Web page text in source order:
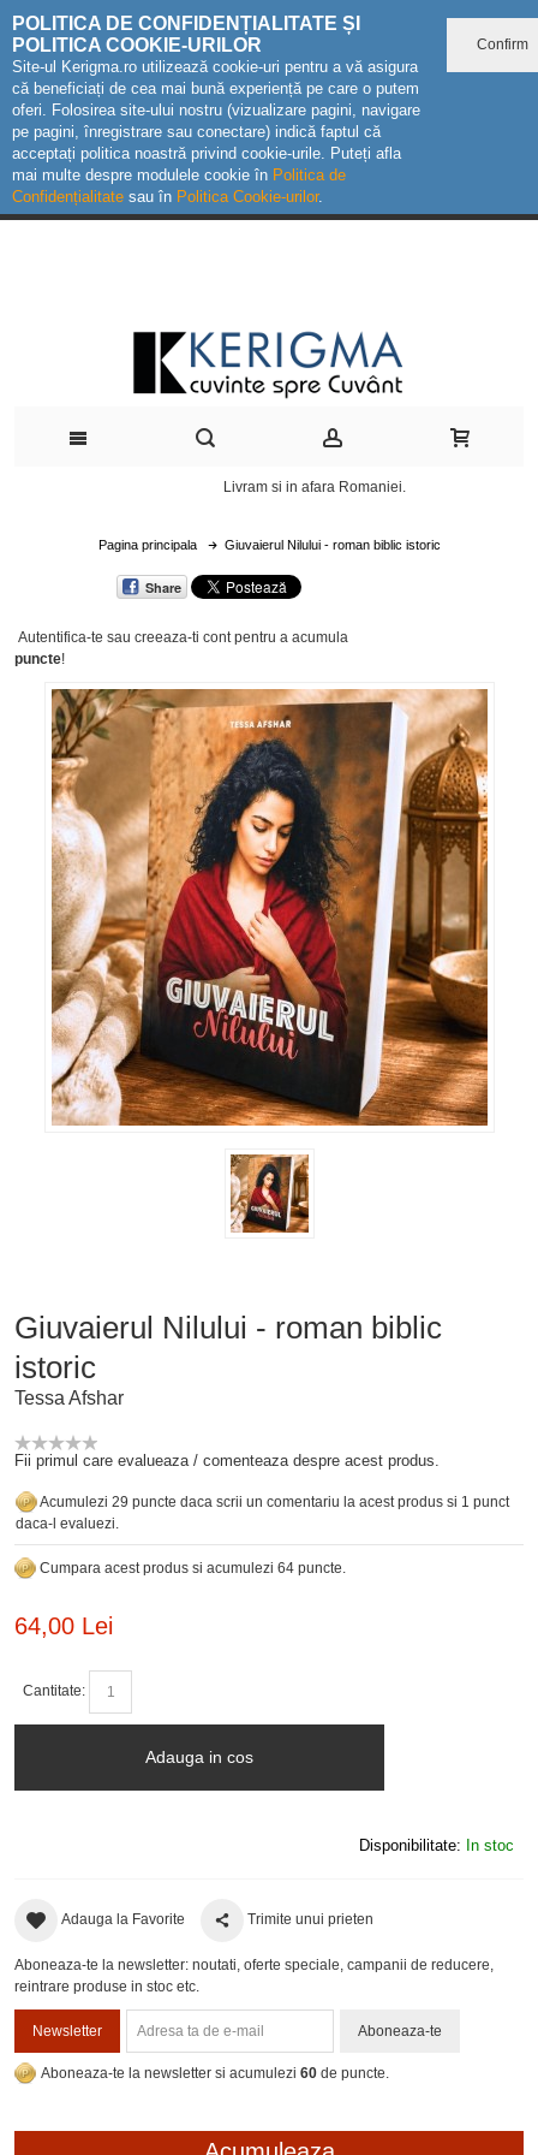
POLITICA DE CONFIDENȚIALITATE ȘI
POLITICA COOKIE-URILOR
Site-ul Kerigma.ro utilizează cookie-uri pentru a vă asigura
că beneficiați de cea mai bună experiență pe care o putem
oferi. Folosirea site-ului nostru (vizualizare pagini, navigare
pe pagini, înregistrare sau conectare) indică faptul că
acceptați politica noastră privind cookie-urile. Puteți afla
mai multe despre modulele cookie în Politica de
Confidențialitate sau în Politica Cookie-urilor.
Confirm
Livram si in afara Romaniei.
Pagina principala Giuvaierul Nilului - roman biblic istoric
Share
Autentifica-te sau creeaza-ti contpentru a acumula
puncte!
Giuvaierul Nilului - roman biblic
istoric
Tessa Afshar
Fii primul care evalueaza / comenteaza despre acest produs.
Acumulezi 29 puncte daca scrii un comentariu la acest produs si 1 punct
daca-l evaluezi.
Cumpara acest produs si acumulezi 64 puncte.
64,00 Lei
Cantitate:
Adauga in cos
Disponibilitate: In stoc
Adauga la Favorite Trimite unui prieten
Aboneaza-te la newsletter: noutati, oferte speciale, campanii de reducere,
reintrare produse in stoc etc.
Newsletter Aboneaza-te
Aboneaza-te la newsletter si acumulezi 60 de puncte.